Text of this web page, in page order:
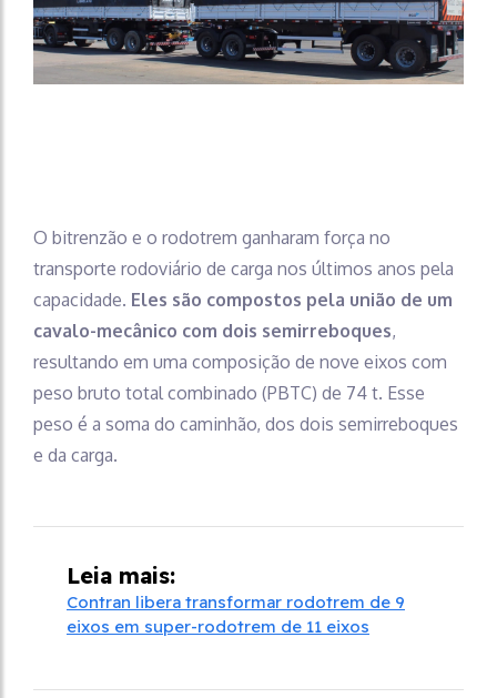
O bitrenzão e o rodotrem ganharam força no
transporte rodoviário de carga nos últimos anos pela
capacidade. Eles são compostos pela união de um
cavalo-mecânico com dois semirreboques,
resultando em uma composição de nove eixos com
peso bruto total combinado (PBTC) de 74 t. Esse
peso é a soma do caminhão, dos dois semirreboques
e da carga.
Leia mais:
Contran libera transformar rodotrem de 9
eixos em super-rodotrem de 11 eixos